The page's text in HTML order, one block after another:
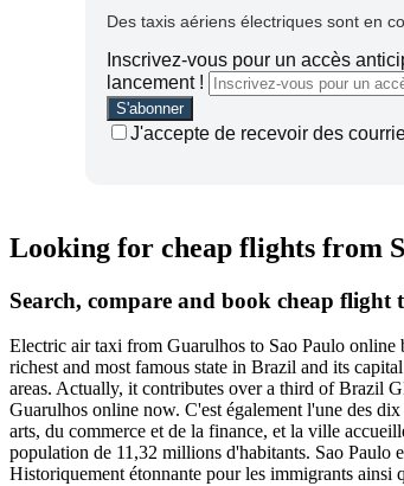
Des taxis aériens électriques sont en
Inscrivez-vous pour un accès
lancement !
J'accepte de recevoir des
Looking for cheap flights from
Search, compare and book cheap
Electric air taxi from Guarulhos to Sao Paulo
richest and most famous state in Brazil and its
areas. Actually, it contributes over a third of Brazil
Guarulhos online now. C'est également l'une des
arts, du commerce et de la finance, et la ville
population de 11,32 millions d'habitants. Sao Paulo
Historiquement étonnante pour les immigrants ainsi